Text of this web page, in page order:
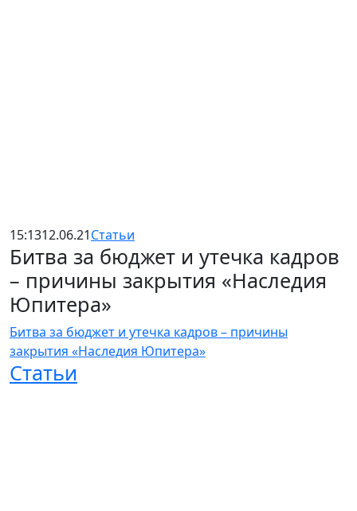
15:1312.06.21Статьи
Битва за бюджет и утечка кадров
– причины закрытия «Наследия
Юпитера»
Битва за бюджет и утечка кадров – причины
закрытия «Наследия Юпитера»
Статьи